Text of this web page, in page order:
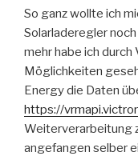
So ganz wollte ich
Solarladeregler
mehr habe ich
Möglichkeiten
Energy die Daten
https://
Weiterverarbeitung
angefangen selber